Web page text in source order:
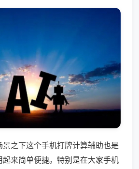
景之下这个手机打牌计算辅助也是
起来简单便捷。特别是在大家手机